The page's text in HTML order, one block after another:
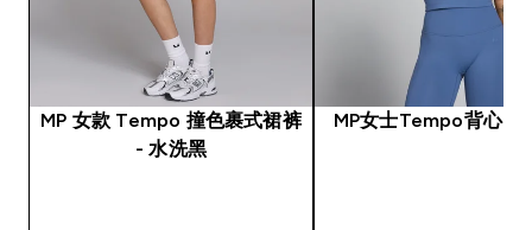
MP 女款 Tempo 撞色裹式裙裤
- 水洗黑
MP女士Tempo背心 -